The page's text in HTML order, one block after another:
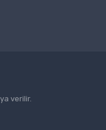
verilir.